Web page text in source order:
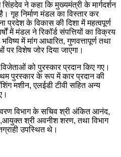
ने कहा कि मुख्यमंत्री के मार्गदर्शन
गृह निर्माण मंडल का विस्तार कर
प्रदेश के विकास की दिशा में महत्वपूर्ण
में मंडल ने रिकॉर्ड संपत्तियों का विक्रय
में मांग आधारित, गुणवत्तापूर्ण तथा
पर विशेष जोर दिया जाएगा।
को पुरस्कार प्रदान किए गए।
पुरस्कार के रूप में कार प्रदान की
मशीन, एलईडी टीवी सहित अन्य
विभाग के सचिव श्री अंकित आनंद,
श्री अवनीश शरण, तथा विभाग
उपस्थित थे।